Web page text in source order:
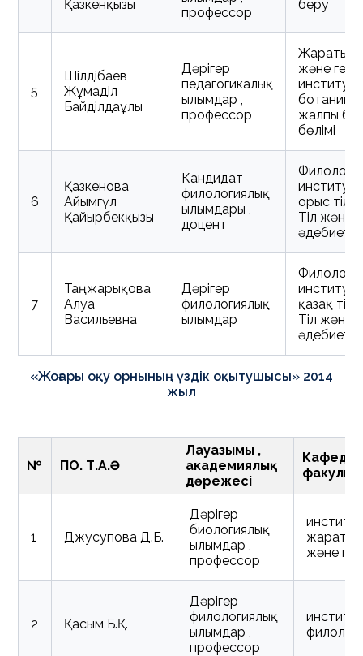
Қазкенқызы
профессор
беру
5
Шілдібаев
Жұмаділ
Байділдаұлы
Дәрігер
педагогикалық
ғылымдар ,
профессор
және
ботаника
жалпы
бөлімі
6
Қазкенова
Айымгүл
Қайырбекқызы
Кандидат
филологиялық
ғылымдары ,
доцент
орыс тілі
Тіл және
әдебиет
7
Таңжарықова
Алуа
Васильевна
Дәрігер
филологиялық
ғылымдар
қазақ тілі
Тіл және
әдебиет
«Жоғары оқу орнының үздік оқытушысы» 2014
жыл
№ ПОҚ. Т.А.Ә
Лауазымы ,
академиялық
дәрежесі
1 Джусупова Д.Б.
Дәрігер
биологиялық
ғылымдар ,
профессор
және
2 Қасым Б.Қ.
Дәрігер
филологиялық
ғылымдар ,
профессор